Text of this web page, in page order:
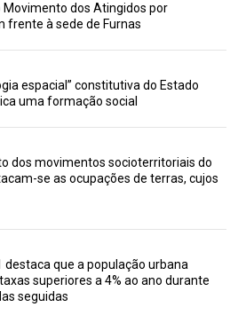
dos Atingidos por
frente à sede de Furnas
espacial” constitutiva do Estado
uma formação social
dos movimentos socioterritoriais do
se as ocupações de terras, cujos
destaca que a população urbana
superiores a 4% ao ano durante
seguidas